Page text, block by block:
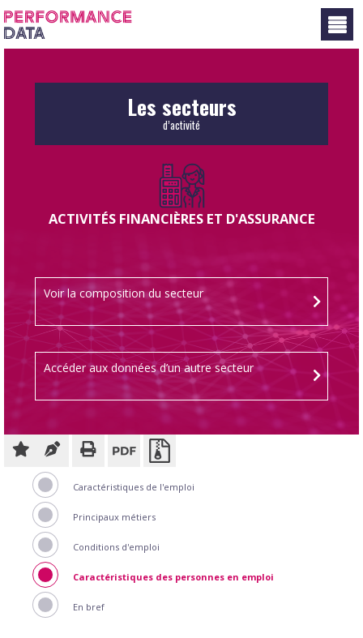
Panneau de gestion des cookies
Les secteurs
d’activité
ACTIVITÉS FINANCIÈRES ET D'ASSURANCE
Voir la composition du secteur
Accéder aux données d’un autre secteur
Caractéristiques de l'emploi
Principaux métiers
Conditions d'emploi
Caractéristiques des personnes en emploi
En bref